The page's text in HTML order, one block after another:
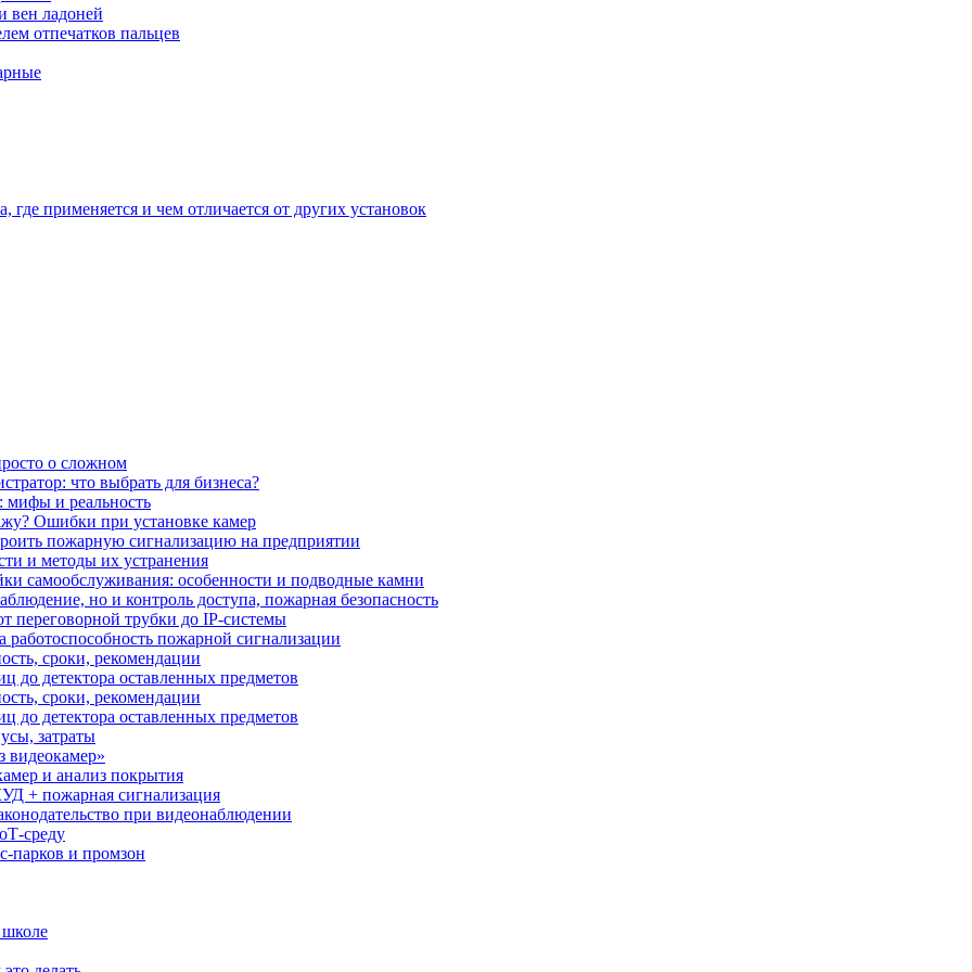
вен ладоней
отпечатков пальцев
применяется и чем отличается от других установок
о сложном
что выбрать для бизнеса?
мифы и реальность
Ошибки при установке камер
пожарную сигнализацию на предприятии
и методы их устранения
самообслуживания: особенности и подводные камни
но и контроль доступа, пожарная безопасность
переговорной трубки до IP-системы
работоспособность пожарной сигнализации
сроки, рекомендации
до детектора оставленных предметов
сроки, рекомендации
до детектора оставленных предметов
затраты
видеокамер»
и анализ покрытия
+ пожарная сигнализация
при видеонаблюдении
и промзон